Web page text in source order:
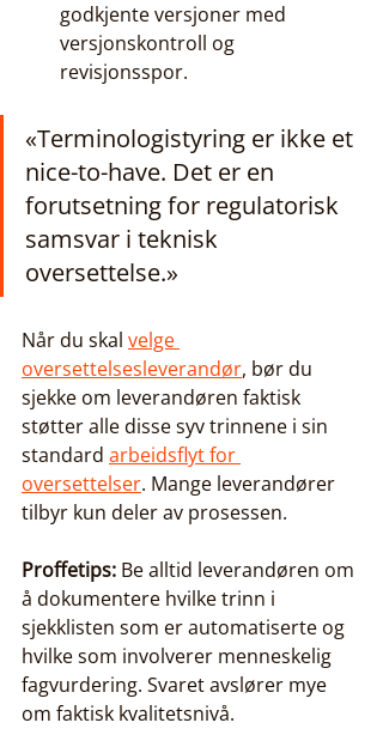
godkjente versjoner med
versjonskontroll og
revisjonsspor.
«Terminologistyring er ikke et
nice-to-have. Det er en
forutsetning for regulatorisk
samsvar i teknisk
oversettelse.»
Når du skal velge
oversettelsesleverandør, bør du
sjekke om leverandøren faktisk
støtter alle disse syv trinnene i sin
standard arbeidsflyt for
oversettelser. Mange leverandører
tilbyr kun deler av prosessen.
Proffetips: Be alltid leverandøren om
å dokumentere hvilke trinn i
sjekklisten som er automatiserte og
hvilke som involverer menneskelig
fagvurdering. Svaret avslører mye
om faktisk kvalitetsnivå.